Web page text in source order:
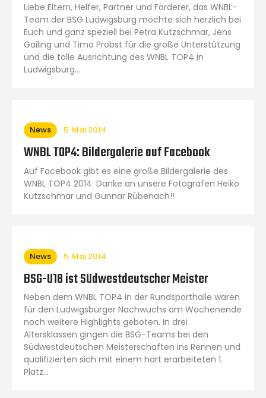
Liebe Eltern, Helfer, Partner und Förderer, das WNBL-
Team der BSG Ludwigsburg möchte sich herzlich bei
Euch und ganz speziell bei Petra Kutzschmar, Jens
Gailing und Timo Probst für die große Unterstützung
und die tolle Ausrichtung des WNBL TOP4 in
Ludwigsburg…
News 5. Mai 2014
WNBL TOP4: Bildergalerie auf Facebook
Auf Facebook gibt es eine große Bildergalerie des
WNBL TOP4 2014. Danke an unsere Fotografen Heiko
Kutzschmar und Gunnar Rübenach!!
News 5. Mai 2014
BSG-U18 ist Südwestdeutscher Meister
Neben dem WNBL TOP4 in der Rundsporthalle waren
für den Ludwigsburger Nachwuchs am Wochenende
noch weitere Highlights geboten. In drei
Altersklassen gingen die BSG-Teams bei den
Südwestdeutschen Meisterschaften ins Rennen und
qualifizierten sich mit einem hart erarbeiteten 1.
Platz…